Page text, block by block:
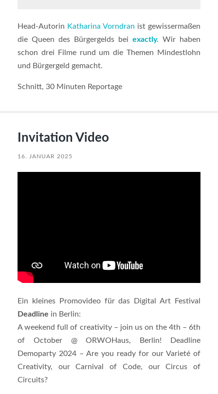
Head-Autorin Katharina Vorndran ist gewissermaßen
die Queen des Bürgergelds beiexactly. Wir haben
schon drei Filme rund um die Themen Mindestlohn
und Bürgergeld gemacht.
Schnitt, 30 Minuten Reportage
Invitation Video
16. JANUAR 2025
Ein kleines Promovideo für das Digital Art Festival
Deadline in Berlin:
A weekend full of creativity – join us on the 4th – 6th
of October @ ORWOHaus, Berlin! Deadline
Demoparty 2024 – Are you ready for our Varieté of
Creativity, our Carnival of Code, our Circus of
Circuits?